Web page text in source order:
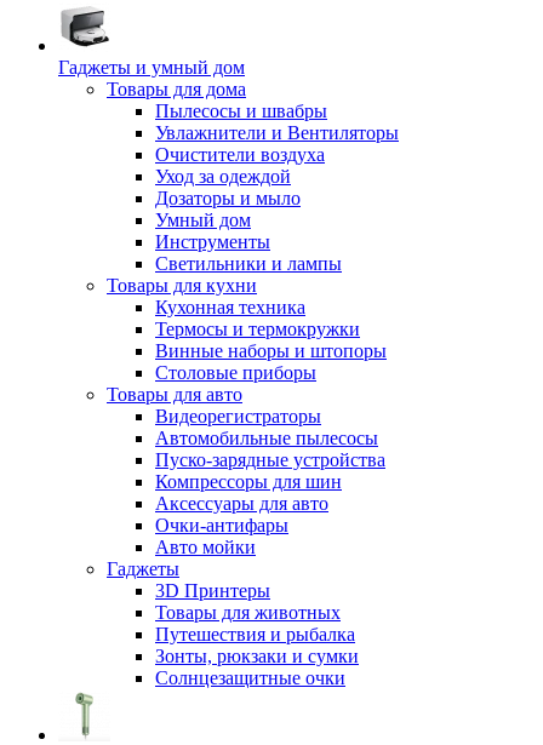
Гаджеты и умный дом
Товары для дома
Пылесосы и швабры
Увлажнители и Вентиляторы
Очистители воздуха
Уход за одеждой
Дозаторы и мыло
Умный дом
Инструменты
Светильники и лампы
Товары для кухни
Кухонная техника
Термосы и термокружки
Винные наборы и штопоры
Столовые приборы
Товары для авто
Видеорегистраторы
Автомобильные пылесосы
Пуско-зарядные устройства
Компрессоры для шин
Аксессуары для авто
Очки-антифары
Авто мойки
Гаджеты
3D Принтеры
Товары для животных
Путешествия и рыбалка
Зонты, рюкзаки и сумки
Солнцезащитные очки